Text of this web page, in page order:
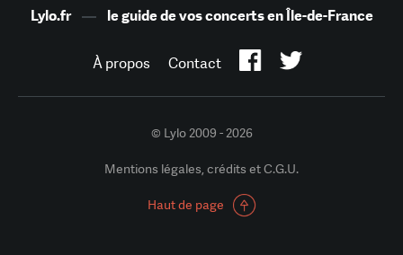
Lylo.fr— le guide de vos concerts en Île-de-France
À propos Contact
© Lylo 2009 - 2026
Mentions légales, crédits et C.G.U.
Haut de page